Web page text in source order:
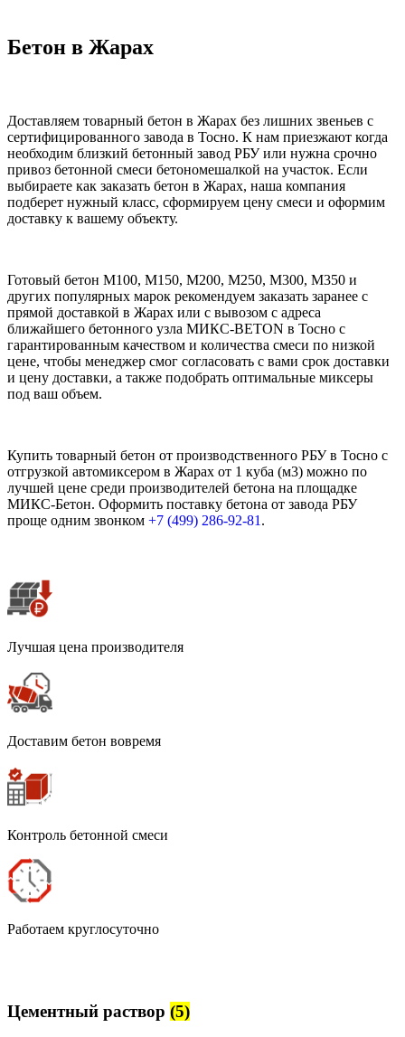
Бетон в Жарах
Доставляем товарный бетон в Жарах без лишних звеньев с
сертифицированного завода в Тосно. К нам приезжают когда
необходим близкий бетонный завод РБУ или нужна срочно
привоз бетонной смеси бетономешалкой на участок. Если
выбираете как заказать бетон в Жарах, наша компания
подберет нужный класс, сформируем цену смеси и оформим
доставку к вашему объекту.
Готовый бетон М100, М150, М200, М250, М300, М350 и
других популярных марок рекомендуем заказать заранее с
прямой доставкой в Жарах или с вывозом с адреса
ближайшего бетонного узла МИКС-BETON в Тосно с
гарантированным качеством и количества смеси по низкой
цене, чтобы менеджер смог согласовать с вами срок доставки
и цену доставки, а также подобрать оптимальные миксеры
под ваш объем.
Купить товарный бетон от производственного РБУ в Тосно с
отгрузкой автомиксером в Жарах от 1 куба (м3) можно по
лучшей цене среди производителей бетона на площадке
МИКС-Бетон. Оформить поставку бетона от завода РБУ
проще одним звонком +7 (499) 286-92-81 .
Лучшая цена производителя
Доставим бетон вовремя
Контроль бетонной смеси
Работаем круглосуточно
Цементный раствор (5)